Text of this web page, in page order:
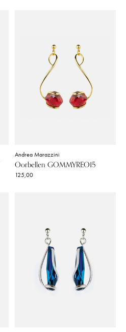
Andrea Marazzini
Oorbellen GOMMYREO15
125,00